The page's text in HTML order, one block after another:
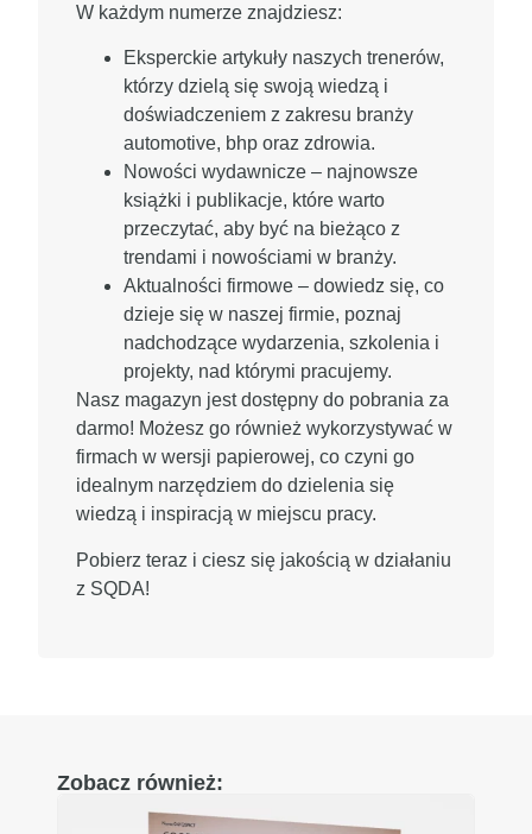
W każdym numerze znajdziesz:
Eksperckie artykuły naszych trenerów,
którzy dzielą się swoją wiedzą i
doświadczeniem z zakresu branży
automotive, bhp oraz zdrowia.
Nowości wydawnicze – najnowsze
książki i publikacje, które warto
przeczytać, aby być na bieżąco z
trendami i nowościami w branży.
Aktualności firmowe – dowiedz się, co
dzieje się w naszej firmie, poznaj
nadchodzące wydarzenia, szkolenia i
projekty, nad którymi pracujemy.
Nasz magazyn jest dostępny do pobrania za
darmo! Możesz go również wykorzystywać w
firmach w wersji papierowej, co czyni go
idealnym narzędziem do dzielenia się
wiedzą i inspiracją w miejscu pracy.
Pobierz teraz i ciesz się jakością w działaniu
z SQDA!
Zobacz również: